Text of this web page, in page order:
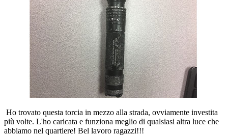
Ho trovato questa torcia in mezzo alla strada, ovviamente investita
più volte. L'ho caricata e funziona meglio di qualsiasi altra luce che
abbiamo nel quartiere! Bel lavoro ragazzi!!!